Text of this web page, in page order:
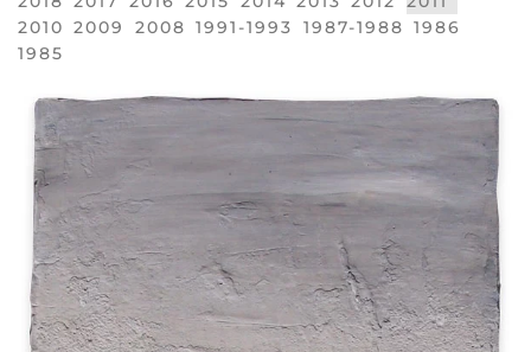
2010 2009 2008 1991-1993 1987-1988 1986
1985